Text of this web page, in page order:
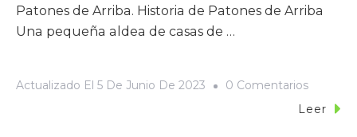
Patones de Arriba. Historia de Patones de Arriba
Una pequeña aldea de casas de …
Actualizado El 5 De Junio De 2023
0 Comentarios
Leer